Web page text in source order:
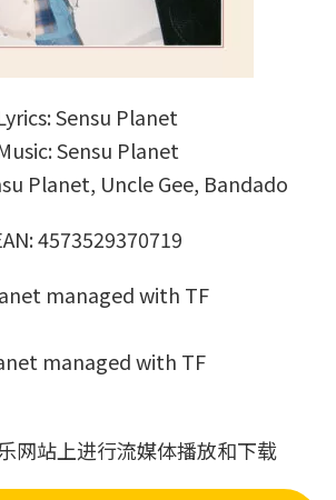
Sensu Planet
Sensu Planet
Planet, Uncle Gee, Bandado
4573529370719
managed with TF
managed with TF
网站上进行流媒体播放和下载